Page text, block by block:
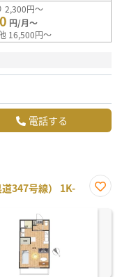
2,300円～
円/月～
16,500円～
電話する
347号線） 1K-
に入